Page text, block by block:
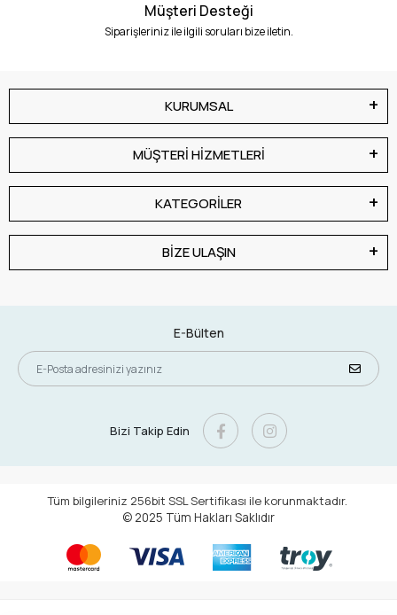
Müşteri Desteği
Siparişleriniz ile ilgili soruları bize iletin.
KURUMSAL
MÜŞTERİ HİZMETLERİ
KATEGORİLER
BİZE ULAŞIN
E-Bülten
Bizi Takip Edin
Tüm bilgileriniz 256bit SSL Sertifikası ile korunmaktadır.
© 2025 Tüm Hakları Saklıdır